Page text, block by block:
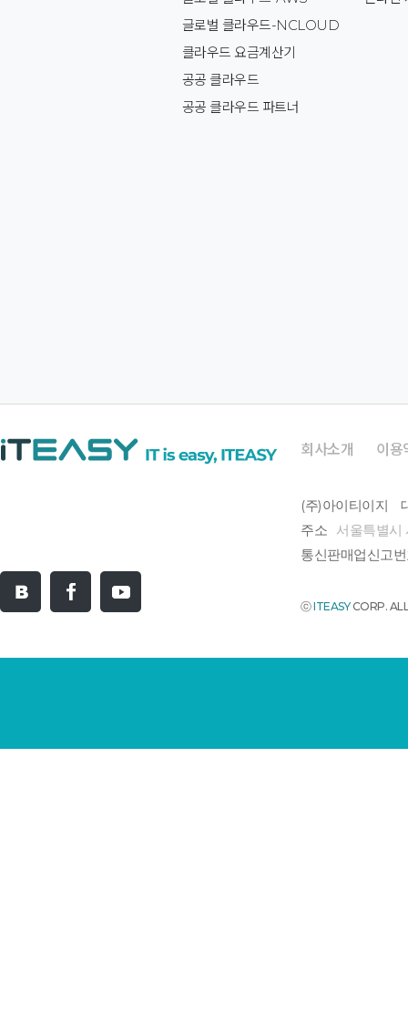
글로벌 클라우드-NCLOUD
클라우드 요금계산기
공공 클라우드
공공 클라우드 파트너
회사소개 이용
(주)아이티이지
주소 서울특별시
통신판매업신고
ⓒITEASYCORP.